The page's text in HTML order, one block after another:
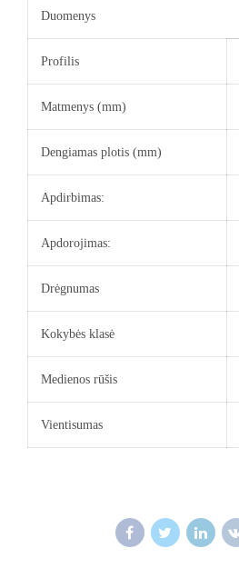
Duomenys
Profilis
Matmenys (mm)
Dengiamas plotis (mm)
Apdirbimas:
Apdorojimas:
Drėgnumas
Kokybės klasė
Medienos rūšis
Vientisumas